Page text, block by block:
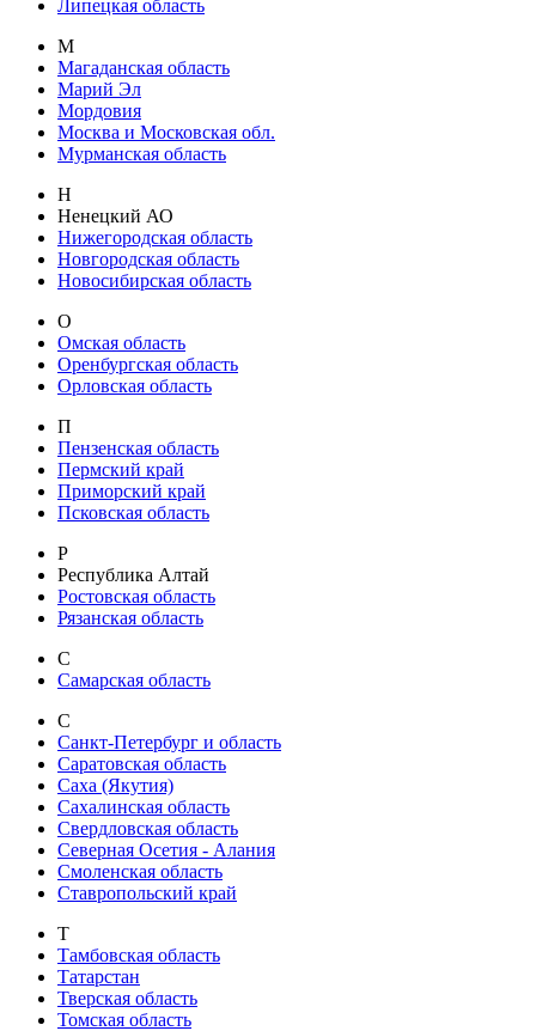
Липецкая область
М
Магаданская область
Марий Эл
Мордовия
Москва и Московская обл.
Мурманская область
Н
Ненецкий АО
Нижегородская область
Новгородская область
Новосибирская область
О
Омская область
Оренбургская область
Орловская область
П
Пензенская область
Пермский край
Приморский край
Псковская область
Р
Республика Алтай
Ростовская область
Рязанская область
С
Самарская область
С
Санкт-Петербург и область
Саратовская область
Саха (Якутия)
Сахалинская область
Свердловская область
Северная Осетия - Алания
Смоленская область
Ставропольский край
Т
Тамбовская область
Татарстан
Тверская область
Томская область